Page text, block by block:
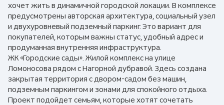
хочет жить в динамичной городской локации. В комплексе
предусмотрены авторская архитектура, социальный узел
и двухуровневый подземный паркинг. Это вариант для
покупателей, которым важны статус, удобный адрес и
продуманная внутренняя инфраструктура.
ЖК «Городские сады». Жилой комплекс на улице
Ломоносова рядом с Нагорной дубравой. Здесь создана
закрытая территория с двором-садом без машин,
подземным паркингом и зонами для спокойного отдыха.
Проект подойдет семьям, которые хотят сочетать